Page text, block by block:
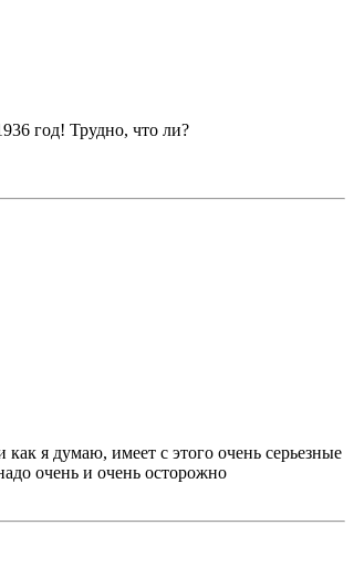
год! Трудно, что ли?
я думаю, имеет с этого очень серьезные
очень и очень осторожно